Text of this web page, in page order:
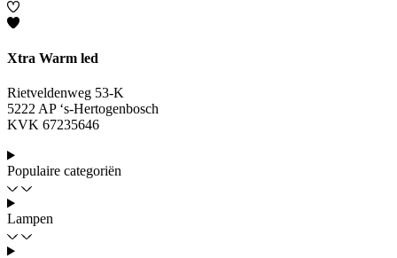
Xtra Warm led
Rietveldenweg 53-K
5222 AP ‘s-Hertogenbosch
KVK 67235646
Populaire categoriën
Lampen